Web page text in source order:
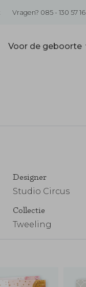
Vragen? 085 - 130 57 16
Voor de geboorte
Designer
Studio Circus
Collectie
Tweeling